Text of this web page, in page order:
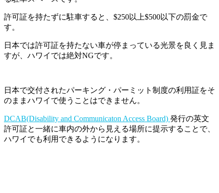
許可証を持たずに駐車すると、$250以上$500以下の罰金で
す。
日本では許可証を持たない車が停まっている光景を良く見ま
すが、ハワイでは絶対NGです。
日本で交付されたパーキング・パーミット制度の利用証をそ
のままハワイで使うことはできません。
DCAB(Disability and Communicaton Access Board) 発行の英文
許可証と一緒に車内の外から見える場所に提示することで、
ハワイでも利用できるようになります。